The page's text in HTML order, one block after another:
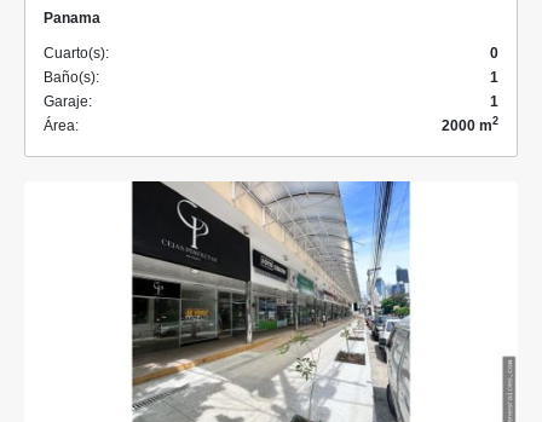
Panama
Cuarto(s):
0
Baño(s):
1
Garaje:
1
Área:
2000 m2